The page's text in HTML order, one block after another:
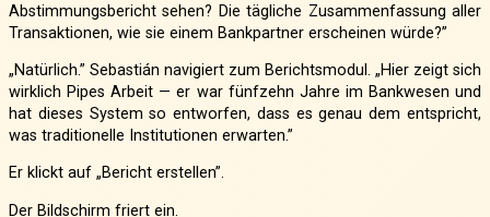
Abstimmungsbericht sehen? Die tägliche Zusammenfassung aller
Transaktionen, wie sie einem Bankpartner erscheinen würde?”
„Natürlich.” Sebastián navigiert zum Berichtsmodul. „Hier zeigt sich
wirklich Pipes Arbeit — er war fünfzehn Jahre im Bankwesen und
hat dieses System so entworfen, dass es genau dem entspricht,
was traditionelle Institutionen erwarten.”
Er klickt auf „Bericht erstellen”.
Der Bildschirm friert ein.